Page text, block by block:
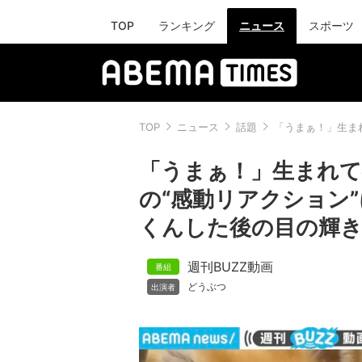
TOP ランキング ニュース スポーツ
TOP ニュース 話題 「うまぁ！」生
「うまぁ！」生まれ
の“感動リアクション
くんした後の目の輝
週刊BUZZ動画
どうぶつ